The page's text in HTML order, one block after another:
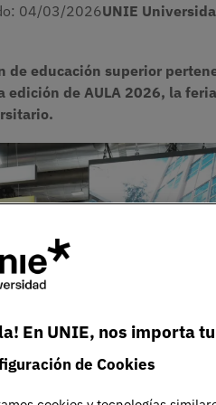
04/03/2026UNIE
educación superior
edición de AULA 2026, la
En UNIE, nos importa
de Cookies